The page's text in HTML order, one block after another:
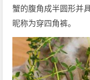
蟹的腹角成半圆形并
昵称为穿四角裤。